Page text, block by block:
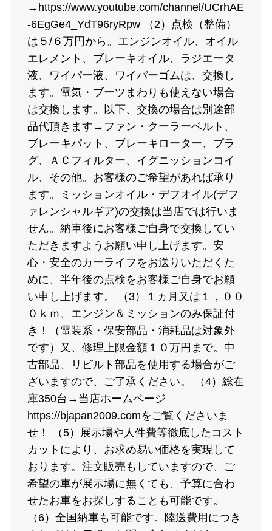
→https://www.youtube.com/channel/UCrhAE
-6EgGe4_YdT96ryRpw （2）点検（整備）
は５/６万円から。エンジンオイル、オイル
エレメント、ブレーキオイル、ラジエータ
液、ワイパー液、ワイパーゴムは、交換し
ます。電気・ブーツまわりも使えない場合
は交換します。以下、交換の場合は別途部
品代頂きます→ファン・クーラーベルト、
ブレーキパット、ブレーキローター、プラ
グ、ＡＣフィルター、イグニッションコイ
ル、その他。お客様のご希望があれば承り
ます。ミッションオイル・デフオイル(デフ
ァレンシャルギア)の交換は当店では行いま
せん。納車後にお客様ご自身で交換してい
ただきますようお願い申し上げます。安
心・安全のカーライフをお送りいただくた
めに、半年後の点検をお客様ご自身でお願
い申し上げます。 （3）１ヵ月又は１，００
０ｋｍ、エンジン＆ミッションのみ保証付
き！（電装系・保安部品・消耗品は対象外
です）又、修理上限金額１０万円まで。中
古部品、リビルト部品を使用する場合がご
ざいますので、ご了承ください。 （4）総在
庫350台→当店ホームページ
https://bjapan2009.comをご覧くださいま
せ！ （5）展示場や人件費等徹底したコスト
カットにより、お求め易い価格を実現して
おります。注文販売もしていますので、ご
希望の車が展示場に無くても、予算に合わ
せたお車をお探しすることも可能です。
（6）全国納車も可能です。陸送費用につき